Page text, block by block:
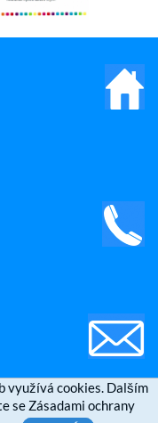
využívá cookies. Dalším
se Zásadami ochrany